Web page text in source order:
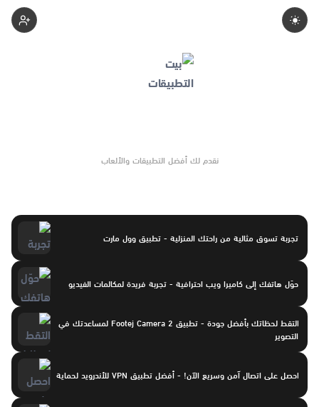
نقدم لك أفضل التطبيقات والألعاب
تجربة تسوق مثالية من راحتك المنزلية - تطبيق وول مارت
حوّل هاتفك إلى كاميرا ويب احترافية - تجربة فريدة لمكالمات الفيديو
التقط لحظاتك بأفضل جودة - تطبيق Footej Camera 2 لمساعدتك في
التصوير
احصل على اتصال آمن وسريع الآن! - أفضل تطبيق VPN للأندرويد لحماية